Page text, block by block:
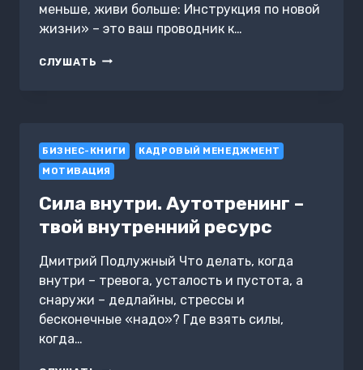
меньше, живи больше: Инструкция по новой
жизни» – это ваш проводник к…
СЛУШАТЬ РАБОТАЙ
НОВОЙ
ЖИЗНИ
БИЗНЕС-КНИГИ
КАДРОВЫЙ МЕНЕДЖМЕНТ
МОТИВАЦИЯ
Сила внутри. Аутотренинг –
твой внутренний ресурс
Дмитрий Подлужный Что делать, когда
внутри – тревога, усталость и пустота, а
снаружи – дедлайны, стрессы и
бесконечные «надо»? Где взять силы,
когда…